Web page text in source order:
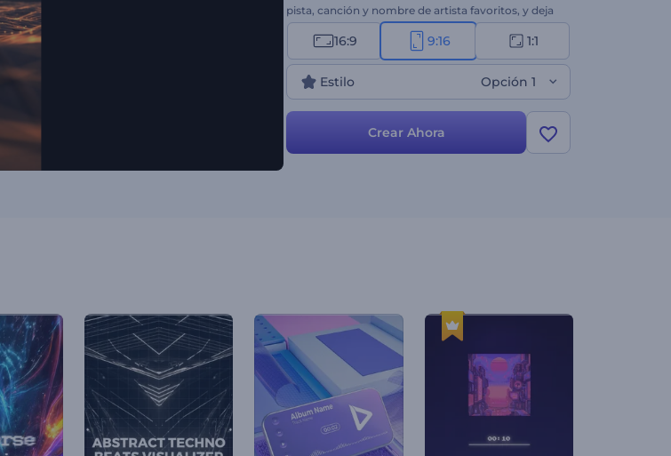
pista, canción y nombre de artista favoritos, y deja
que la energía pulsante le dé vida a tu música. Es
ideal para Djs, productores musicales o músicos
que desean mejorar su presencia musical.
¡Pruébalo ahora!
16:9 9:16 1:1
Estilo Opción 1
Crear Ahora